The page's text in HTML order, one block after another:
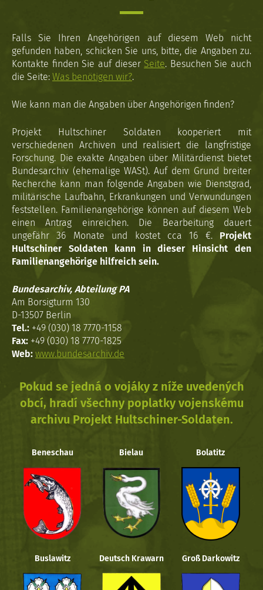
Falls Sie Ihren Angehörigen auf diesem Web nicht
gefunden haben, schicken Sie uns, bitte, die Angaben zu.
Kontakte finden Sie auf dieser Seite. Besuchen Sie auch
die Seite: Was benötigen wir?.
Wie kann man die Angaben über Angehörigen finden?
Projekt Hultschiner Soldaten kooperiert mit
verschiedenen Archiven und realisiert die langfristige
Forschung. Die exakte Angaben über Militärdienst bietet
Bundesarchiv (ehemalige WASt). Auf dem Grund breiter
Recherche kann man folgende Angaben wie Dienstgrad,
militärische Laufbahn, Erkrankungen und Verwundungen
feststellen. Familienangehörige können auf diesem Web
einen Antrag einreichen. Die Bearbeitung dauert
ungefähr 36 Monate und kostet cca 16 €. Projekt
Hultschiner Soldaten kann in dieser Hinsicht den
Familienangehörige hilfreich sein.
Bundesarchiv, Abteilung PA
Am Borsigturm 130
D-13507 Berlin
Tel.: +49 (030) 18 7770-1158
Fax: +49 (030) 18 7770-1825
Web: www.bundesarchiv.de
Pokud se jedná o vojáky z níže uvedených
obcí, hradí všechny poplatky vojenskému
archivu Projekt Hultschiner-Soldaten.
Beneschau Bielau Bolatitz
Buslawitz Deutsch Krawarn Groß Darkowitz